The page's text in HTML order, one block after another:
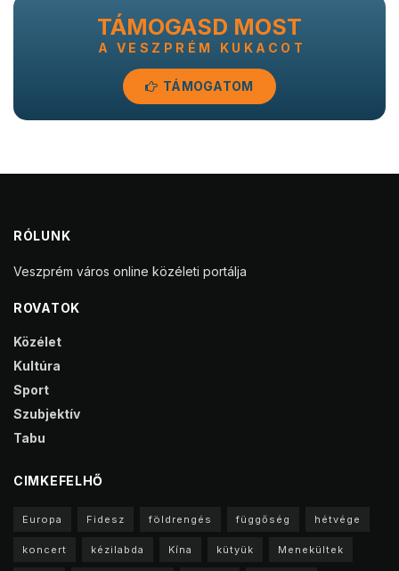
TÁMOGASD MOST
A VESZPRÉM KUKACOT
TÁMOGATOM
RÓLUNK
Veszprém város online közéleti portálja
ROVATOK
Közélet
Kultúra
Sport
Szubjektív
Tabu
CIMKEFELHŐ
Europa Fidesz földrengés függőség hétvége
koncert kézilabda Kína kütyük Menekültek